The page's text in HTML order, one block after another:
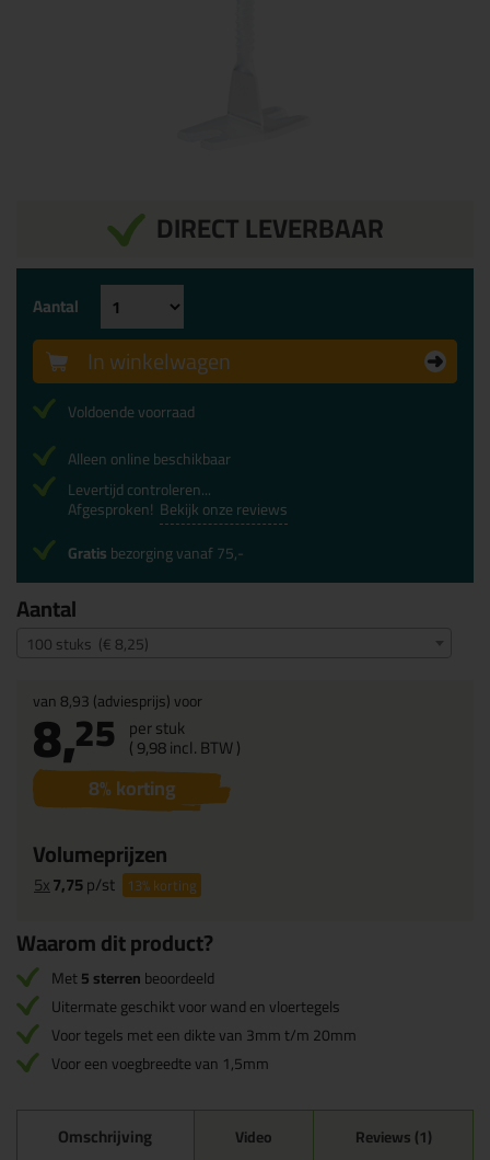
DIRECT LEVERBAAR
Aantal
100 stuks (€ 8,25)
van8,93(adviesprijs) voor
8,25 per stuk
(9,98incl. BTW )
8% korting
Volumeprijzen
5x7,75p/st 13%korting
Aantal
In winkelwagen
Voldoende voorraad
Alleen online beschikbaar
Levertijd controleren...
Afgesproken! Bekijk onze reviews
Gratisbezorging vanaf 75,-
Waarom dit product?
Met5 sterrenbeoordeeld
Uitermate geschikt voor wand en vloertegels
Voor tegels met een dikte van 3mm t/m 20mm
Voor een voegbreedte van 1,5mm
Omschrijving Video Reviews (1)